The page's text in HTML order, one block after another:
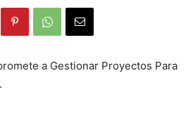
a Gestionar Proyectos Para